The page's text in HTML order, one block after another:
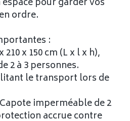
ordre.
:
x 150 cm (L x l x h),
2 à 3 personnes.
le transport lors de
imperméable de 2
accrue contre